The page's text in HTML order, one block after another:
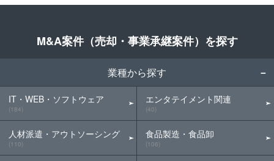
M&A案件（売却・事業承継案件）を探す
業種から探す
IT・WEB・ソフトウェア
(184)
人材派遣・アウトソーシング
(110)
エンタテイメント関連
(40)
食品製造・食品卸
(106)